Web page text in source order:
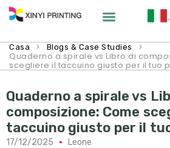
Casa > Blogs & Case Studies >
Quaderno a spirale vs Libro di
scegliere il taccuino giusto per il tuo
Quaderno a spirale vs
composizione: Come
taccuino giusto per il
17/12/2025 Leone